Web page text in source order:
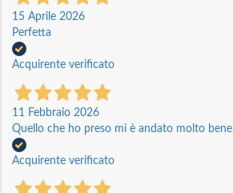
15 Aprile 2026
Perfetta
Acquirente verificato
11 Febbraio 2026
Quello che ho preso mi è andato molto bene
Acquirente verificato